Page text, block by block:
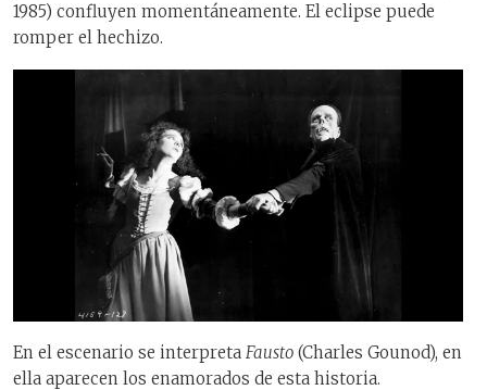
1985) confluyen momentáneamente. El eclipse puede
romper el hechizo.
En el escenario se interpreta Fausto (Charles Gounod), en
ella aparecen los enamorados de esta historia.